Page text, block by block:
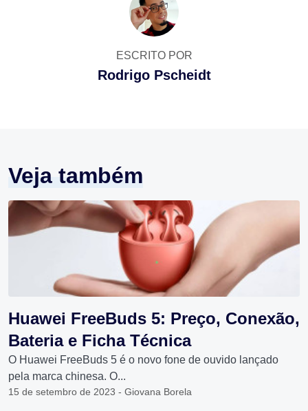
ESCRITO POR
Rodrigo Pscheidt
Veja também
Huawei FreeBuds 5: Preço, Conexão,
Bateria e Ficha Técnica
O Huawei FreeBuds 5 é o novo fone de ouvido lançado
pela marca chinesa. O...
15 de setembro de 2023 - Giovana Borela